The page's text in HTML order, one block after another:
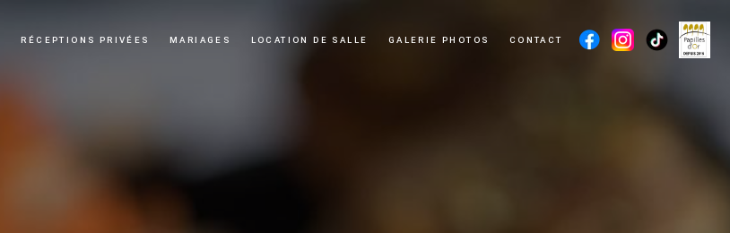
RÉCEPTIONS PRIVÉES MARIAGES LOCATION DE SALLE GALERIE PHOTOS CONTACT